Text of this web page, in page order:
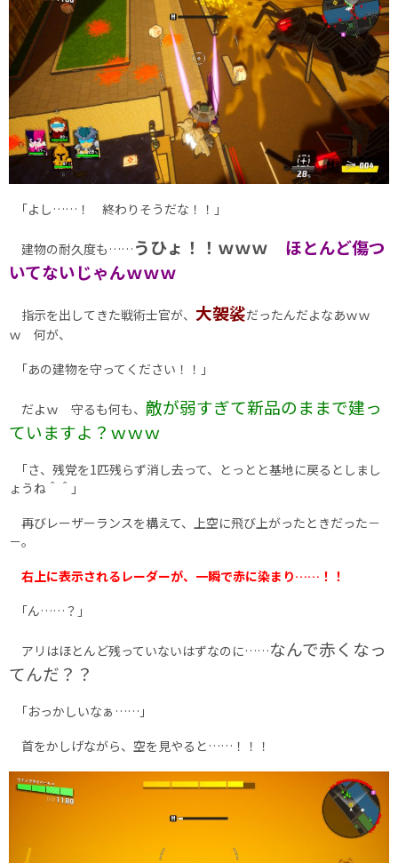
｢よし……！ 終わりそうだな！！｣
建物の耐久度も…… うひょ！！ｗｗｗ ほとんど傷つ
いてないじゃんｗｗｗ
指示を出してきた戦術士官が、 大袈裟だったんだよなあｗｗ
ｗ 何が、
｢あの建物を守ってください！！｣
だよｗ 守るも何も、 敵が弱すぎて新品のままで建っ
ていますよ？ｗｗｗ
｢さ、残党を1匹残らず消し去って、とっとと基地に戻るとしまし
ょうね＾＾｣
再びレーザーランスを構えて、上空に飛び上がったときだった－
－。
右上に表示されるレーダーが、一瞬で赤に染まり……！！
｢ん……？｣
アリはほとんど残っていないはずなのに……なんで赤くなっ
てんだ？？
｢おっかしいなぁ……｣
首をかしげながら、空を見やると……！！！